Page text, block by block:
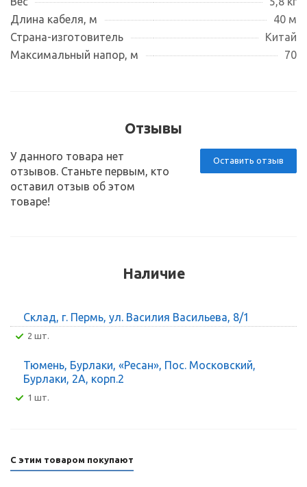
Длина кабеля, м
40 м
Страна-изготовитель
Китай
Максимальный напор, м
70
Отзывы
Оставить отзыв
У данного товара нет
отзывов. Станьте первым, кто
оставил отзыв об этом
товаре!
Наличие
Склад, г. Пермь, ул. Василия Васильева, 8/1
2 шт.
Тюмень, Бурлаки, «Ресан», Пос. Московский,
Бурлаки, 2А, корп.2
1 шт.
С этим товаром покупают